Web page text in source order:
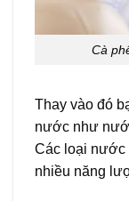
Cà
Thay vào đó
nước như
Các loại nước
nhiều năng